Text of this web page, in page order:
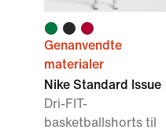
Genanvendte
materialer
Nike Standard Issue
Dri-FIT-
basketballshorts til